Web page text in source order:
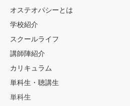
オステオパシーとは
学校紹介
スクールライフ
講師陣紹介
カリキュラム
単科生・聴講生
単科生